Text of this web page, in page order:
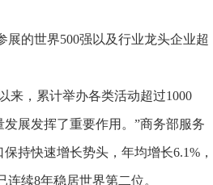
的世界500强以及行业龙头企业超
来，累计举办各类活动超过1000
展发挥了重要作用。”商务部服务
持快速增长势头，年均增长6.1%，
续8年稳居世界第二位。